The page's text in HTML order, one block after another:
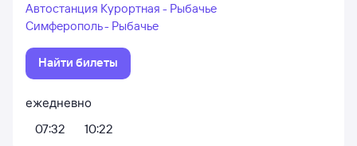
Автостанция Курортная - Рыбачье
Симферополь - Рыбачье
Найти билеты
ежедневно
07:32
10:22